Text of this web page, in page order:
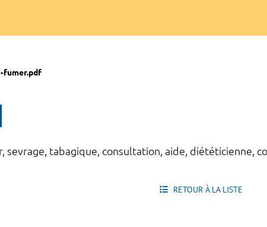
fumer.pdf
sevrage, tabagique, consultation, aide, diététicienne,
RETOUR À LA LISTE